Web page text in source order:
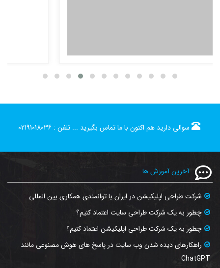
سوالی دارید هم اکنون با ما تماس بگیرید ... تلفن : 02191018036
آخرین آموزش ها
شرکت طراحی اپلیکیشن در ایران با توانمندی همکاری بین المللی
چطور به یک شرکت طراحی سایت اعتماد کنیم؟
چطور به یک شرکت طراحی اپلیکیشن اعتماد کنیم؟
راهکارهای دیده شدن وب‌ سایت در پاسخ‌ های هوش مصنوعی مانند
ChatGPT